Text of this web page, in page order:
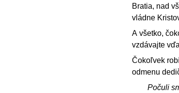
Bratia, nad
vládne
A všetko,
vzdávajte
Čokoľvek
odmenu
Počuli